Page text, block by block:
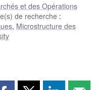
et des Opérations
de recherche :
, Microstructure des